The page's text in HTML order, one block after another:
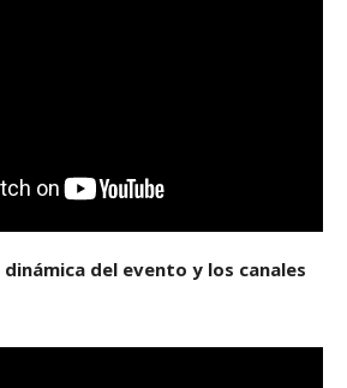
del evento y los canales